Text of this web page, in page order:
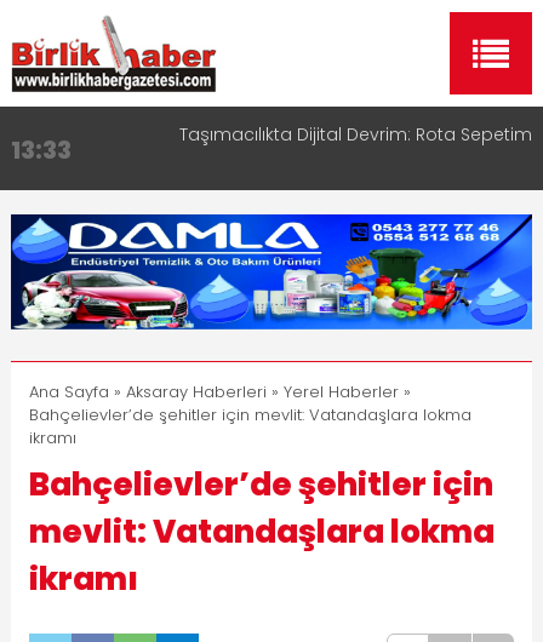
13:33 Taşımacılıkta Dijital Devrim: Rota Sepetim
17:15
Aksaray OSB Bölge Müdürü Makam Koltuğunu
16:00
Aramalarında Öne Çıkın
8:23 Aksaray Esnaf Rehberi Hizmete Girdi
11:30
Birlikhaber.com Yayın Hayatına Başladı | Hızlı ve
Ana Sayfa » Aksaray Haberleri » Yerel Haberler»
Bahçelievler’de şehitler için mevlit: Vatandaşlara lokma
ikramı
Bahçelievler’de şehitler için
mevlit: Vatandaşlara lokma
ikramı